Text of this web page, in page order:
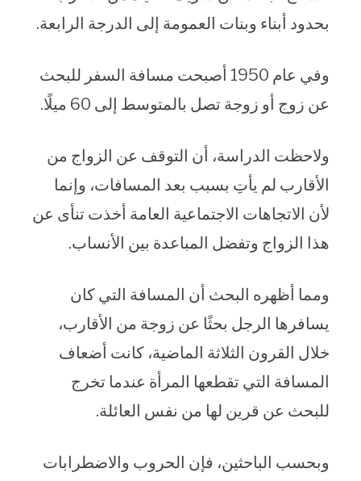
بحدود أبناء وبنات العمومة إلى الدرجة الرابعة.
وفي عام 1950 أصبحت مسافة السفر للبحث
عن زوج أو زوجة تصل بالمتوسط إلى 60 ميلًا.
ولاحظت الدراسة، أن التوقف عن الزواج من
الأقارب لم يأتِ بسبب بعد المسافات، وإنما
لأن الاتجاهات الاجتماعية العامة أخذت تنأى عن
هذا الزواج وتفضل المباعدة بين الأنساب.
ومما أظهره البحث أن المسافة التي كان
يسافرها الرجل بحثًا عن زوجة من الأقارب،
خلال القرون الثلاثة الماضية، كانت أضعاف
المسافة التي تقطعها المرأة عندما تخرج
للبحث عن قرين لها من نفس العائلة.
وبحسب الباحثين، فإن الحروب والاضطرابات